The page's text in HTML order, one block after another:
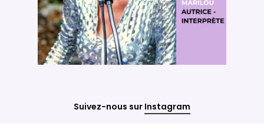
Suivez-nous sur Instagram